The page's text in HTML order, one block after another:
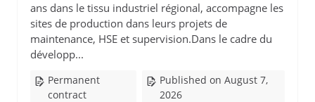
ans dans le tissu industriel régional, accompagne les
sites de production dans leurs projets de
maintenance, HSE et supervision.Dans le cadre du
développ...
Permanent
contract
Published on August 7,
2026